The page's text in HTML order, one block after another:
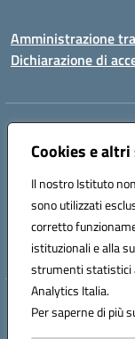
Cookies e
Il nostro Istituto
sono utilizzati
corretto
istituzionali e alla
strumenti statistici
Analytics Italia.
Per saperne di più
Amministrazione
Dichiarazione di
Indirizzo:
Centralino:+39 071 89
Codice fiscale:
Codice meccanografico:
Codice unico di